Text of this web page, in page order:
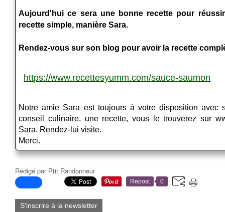
Aujourd'hui ce sera une bonne recette pour
recette simple, manière Sara.
Rendez-vous sur son blog pour avoir la recette
https://www.recettesyumm.com/sauce-saumon
Notre amie Sara est toujours à votre disposition avec
conseil culinaire, une recette, vous le trouverez sur
Sara. Rendez-lui visite.
Merci.
Rédigé par Ptit Randonneur
Repost 0
S'inscrire à la newsletter